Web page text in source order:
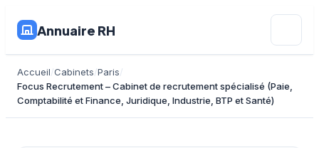
Annuaire RH
Accueil Cabinets Paris
Focus Recrutement – Cabinet de recrutement spécialisé (Paie,
Comptabilité et Finance, Juridique, Industrie, BTP et Santé)